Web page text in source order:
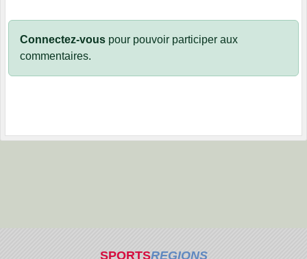
Connectez-vous pour pouvoir participer aux
commentaires.
SPORTSREGIONS